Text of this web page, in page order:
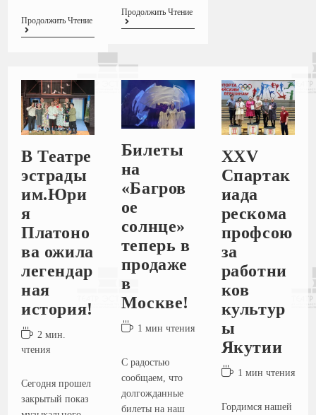
Продолжить Чтение
Продолжить Чтение
В Театре
эстрады
им.Юри
я
Платоно
ва ожила
легендар
ная
история!
2 мин.
чтения
Сегодня прошел
закрытый показ
Билеты
на
«Багров
ое
солнце»
теперь в
продаже
в
Москве!
1 мин чтения
С радостью
сообщаем, что
долгожданные
билеты на наш
XXV
Спартак
иада
рескома
профсою
за
работни
ков
культур
ы
Якутии
1 мин чтения
Гордимся нашей